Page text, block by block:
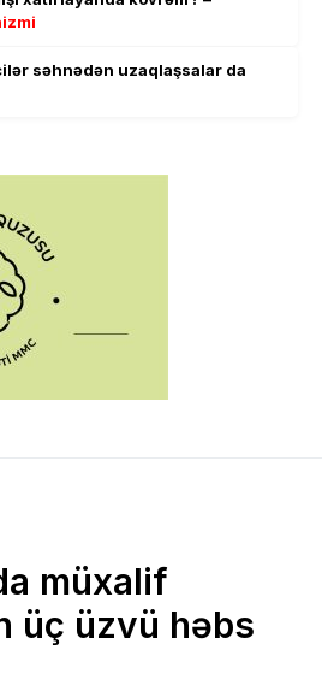
səhnədən uzaqlaşsalar da
müxalif
üç üzvü həbs